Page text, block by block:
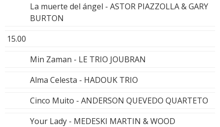
La muerte del ángel - ASTOR PIAZZOLLA & GARY
BURTON
15.00
Min Zaman - LE TRIO JOUBRAN
Alma Celesta - HADOUK TRIO
Cinco Muito - ANDERSON QUEVEDO QUARTETO
Your Lady - MEDESKI MARTIN & WOOD